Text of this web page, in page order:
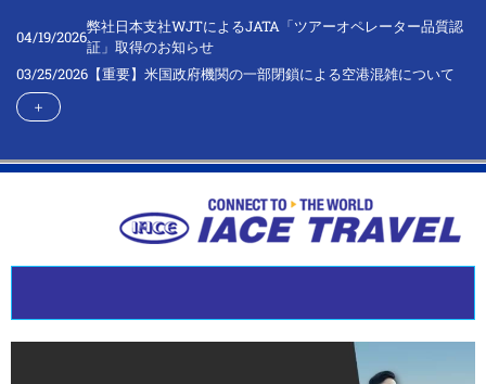
04/19/2026
弊社日本支社WJTによるJATA「ツアーオペレーター品質認
証」取得のお知らせ
03/25/2026 【重要】米国政府機関の一部閉鎖による空港混雑について
＋